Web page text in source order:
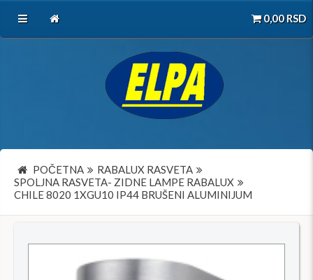
0,00RSD
POČETNA
RABALUX RASVETA
SPOLJNA RASVETA- ZIDNE LAMPE RABALUX
CHILE 8020 1XGU10 IP44 BRUŠENI ALUMINIJUM